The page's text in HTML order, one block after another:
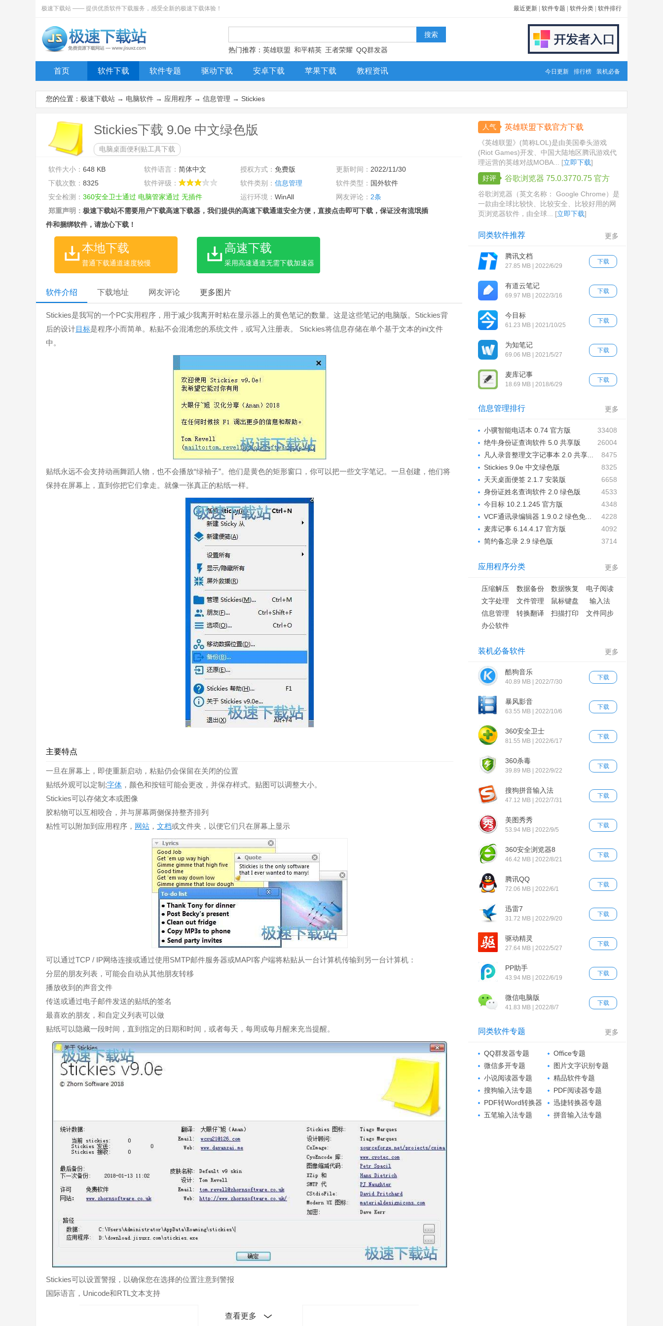
极速下载站 —— 提供优质软件下载服务，感受全新的极速下载体验！ 最近更新 软件专题 软件分类 软件排行
热门推荐： 英雄联盟 和平精英 王者荣耀 QQ群发器
首页 软件下载 软件专题 驱动下载 安卓下载 苹果下载 教程资讯 今日更新 排行榜 装机必备
您的位置： 极速下载站 → 电脑软件 → 应用程序 → 信息管理 → Stickies
Stickies下载 9.0e 中文绿色版
电脑桌面便利贴工具下载
软件大小： 648 KB 软件语言：简体中文 授权方式： 免费版 更新时间： 2022/11/30
下载次数： 8325 软件评级： 软件类别： 信息管理 软件类型： 国外软件
安全检测： 360安全卫士通过 电脑管家通过 无插件 运行环境： WinAll 网友评论： 2条
郑重声明： 极速下载站不需要用户下载高速下载器，我们提供的高速下载通道安全方便，直接点击即可下载，保证没有流氓插
件和捆绑软件，请放心下载！
本地下载
普通下载通道速度较慢
高速下载
采用高速通道无需下载加速器
软件介绍 下载地址 网友评论 更多图片
Stickies是我写的一个PC实用程序，用于减少我离开时粘在显示器上的黄色笔记的数量。这是这些笔记的电脑版。Stickies背
后的设计目标是程序小而简单。粘贴不会混淆您的系统文件，或写入注册表。 Stickies将信息存储在单个基于文本的ini文件
中。
贴纸永远不会支持动画舞蹈人物，也不会播放“绿袖子”。他们是黄色的矩形窗口，你可以把一些文字笔记。一旦创建，他们将
保持在屏幕上，直到你把它们拿走。就像一张真正的粘纸一样。
主要特点
一旦在屏幕上，即使重新启动，粘贴仍会保留在关闭的位置
贴纸外观可以定制;字体 ，颜色和按钮可能会更改，并保存样式。贴图可以调整大小。
Stickies可以存储文本或图像
胶粘物可以互相咬合，并与屏幕两侧保持整齐排列
粘性可以附加到应用程序， 网站 ， 文档或文件夹，以便它们只在屏幕上显示
可以通过TCP / IP网络连接或通过使用SMTP邮件服务器或MAPI客户端将粘贴从一台计算机传输到另一台计算机：
分层的朋友列表，可能会自动从其他朋友转移
播放收到的声音文件
传送或通过电子邮件发送的贴纸的签名
最喜欢的朋友，和自定义列表可以做
贴纸可以隐藏一段时间，直到指定的日期和时间，或者每天，每周或每月醒来充当提醒。
Stickies可以设置警报，以确保您在选择的位置注意到警报
国际语言，Unicode和RTL文本支持
便笺是小而简单的，它写入一个单一的文本文件，并不会改变注册表
查看更多
人气 英雄联盟下载官方下载
《英雄联盟》(简称LOL)是由美国拳头游戏
(Riot Games)开发、中国大陆地区腾讯游戏代
理运营的英雄对战MOBA... [立即下载]
好评
谷歌浏览器 75.0.3770.75 官方
版
谷歌浏览器（英文名称： Google Chrome）是
一款由全球比较快、比较安全、比较好用的网
页浏览器软件，由全球... [立即下载]
更多
同类软件推荐
下载
腾讯文档
27.85 MB | 2022/6/29
下载
有道云笔记
69.97 MB | 2022/3/16
下载
今目标
61.23 MB | 2021/10/25
下载
为知笔记
69.06 MB | 2021/5/27
下载
麦库记事
18.69 MB | 2018/6/29
更多
信息管理排行
33408
小骥智能电话本 0.74 官方版
26004
绝牛身份证查询软件 5.0 共享版
8475
凡人录音整理文字记事本 2.0 共享...
8325
Stickies 9.0e 中文绿色版
6658
天天桌面便签 2.1.7 安装版
4533
身份证姓名查询软件 2.0 绿色版
4348
今目标 10.2.1.245 官方版
4228
VCF通讯录编辑器 1.9.0.2 绿色免...
4092
麦库记事 6.14.4.17 官方版
3714
简约备忘录 2.9 绿色版
更多
应用程序分类
压缩解压 数据备份 数据恢复
电子阅读
文字处理
文件管理 鼠标键盘
输入法
信息管理
转换翻译 扫描打印
文件同步
办公软件
更多
装机必备软件
下载
酷狗音乐
40.89 MB | 2022/7/30
下载
暴风影音
63.55 MB | 2022/10/6
下载
360安全卫士
81.55 MB | 2022/6/17
下载
360杀毒
39.89 MB | 2022/9/22
下载
搜狗拼音输入法
47.12 MB | 2022/7/31
下载
美图秀秀
53.94 MB | 2022/9/5
下载
360安全浏览器8
46.42 MB | 2022/8/21
下载
腾讯QQ
72.06 MB | 2022/6/1
下载
迅雷7
31.72 MB | 2022/9/20
下载
驱动精灵
27.64 MB | 2022/5/27
下载
PP助手
43.94 MB | 2022/6/19
下载
微信电脑版
41.83 MB | 2022/8/7
更多
同类软件专题
QQ群发器专题
Office专题
微信多开专题
图片文字识别专题
小说阅读器专题
精品软件专题
搜狗输入法专题
PDF阅读器专题
PDF转Word转换器
专题
迅捷转换器专题
五笔输入法专题
拼音输入法专题